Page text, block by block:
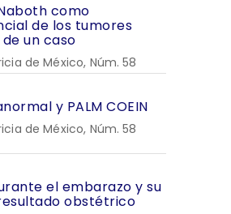
como
de los tumores
un caso
de México, Núm. 58
y PALM COEIN
de México, Núm. 58
el embarazo y su
obstétrico